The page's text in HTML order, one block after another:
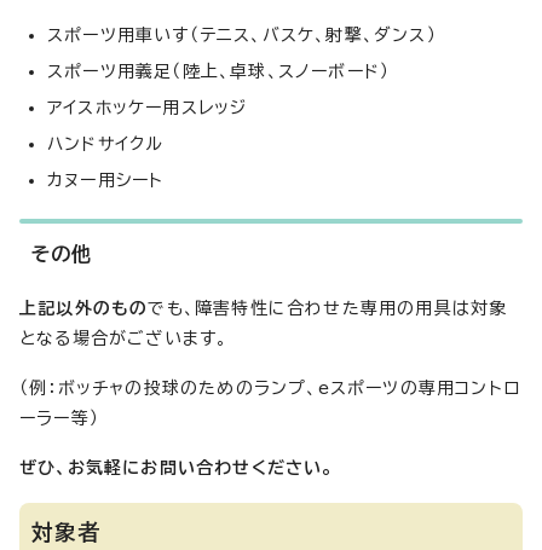
スポーツ用車いす（テニス、バスケ、射撃、ダンス）
スポーツ用義足（陸上、卓球、スノーボード）
アイスホッケー用スレッジ
ハンドサイクル
カヌー用シート
その他
上記以外のものでも、障害特性に合わせた専用の用具は対象
となる場合がございます。
（例：ボッチャの投球のためのランプ、eスポーツの専用コントロ
ーラー等）
ぜひ、お気軽にお問い合わせください。
対象者